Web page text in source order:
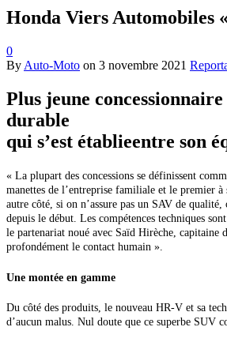
Honda Viers Automobiles
0
By Auto-Moto on 3 novembre 2021
Plus jeune
durable
qui s’est établieentre son
« La plupart des concessions se définissent
manettes de l’entreprise familiale et le premier
autre côté, si on n’assure pas un SAV de qualité,
depuis le début. Les compétences techniques
le partenariat noué avec Saïd Hirèche,
profondément le contact humain ».
Une montée en gamme
Du côté des produits, le nouveau HR-V et sa
d’aucun malus. Nul doute que ce superbe SUV